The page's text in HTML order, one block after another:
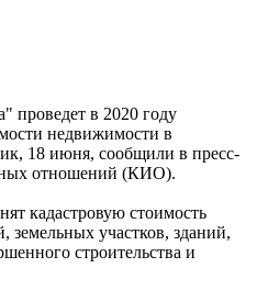
проведет в 2020 году
недвижимости в
18 июня, сообщили в пресс-
отношений (КИО).
кадастровую стоимость
участков, зданий,
строительства и